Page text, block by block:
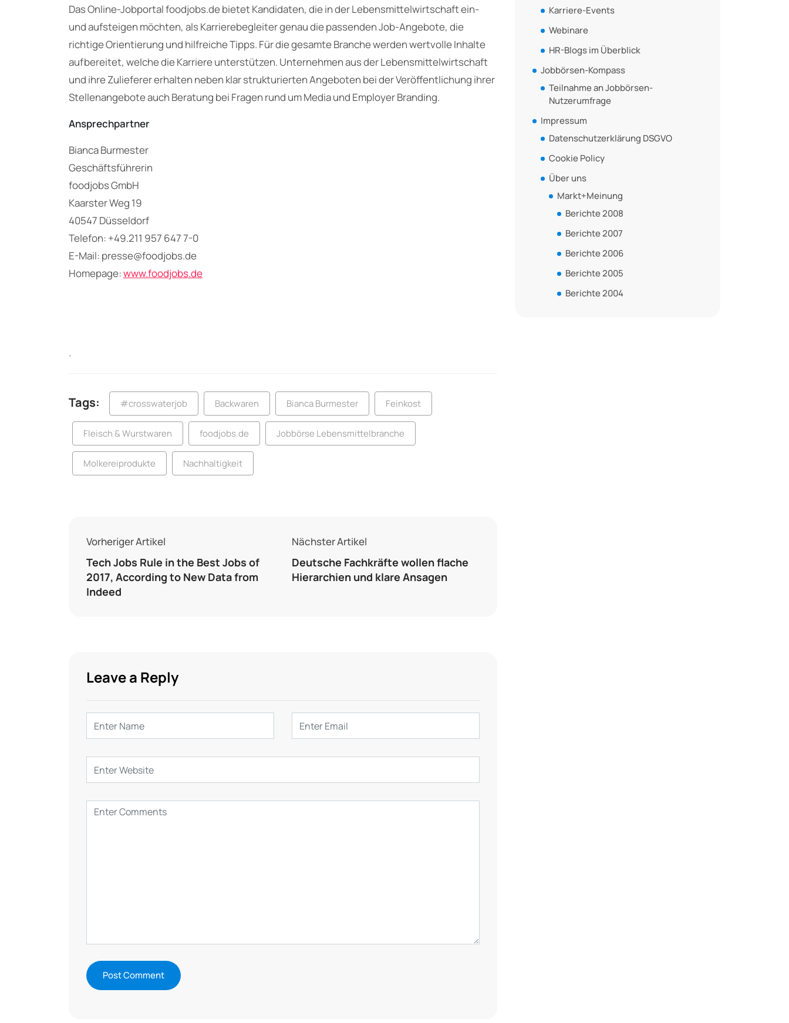
Das Online-Jobportal foodjobs.de bietet Kandidaten, die in der Lebensmittelwirtschaft ein-
und aufsteigen möchten, als Karrierebegleiter genau die passenden Job-Angebote, die
richtige Orientierung und hilfreiche Tipps. Für die gesamte Branche werden wertvolle Inhalte
aufbereitet, welche die Karriere unterstützen. Unternehmen aus der Lebensmittelwirtschaft
und ihre Zulieferer erhalten neben klar strukturierten Angeboten bei der Veröffentlichung ihrer
Stellenangebote auch Beratung bei Fragen rund um Media und Employer Branding.
Ansprechpartner
Bianca Burmester
Geschäftsführerin
foodjobs GmbH
Kaarster Weg 19
40547 Düsseldorf
Telefon: +49.211 957 647 7-0
E-Mail: presse@foodjobs.de
Homepage:www.foodjobs.de
.
Tags: #crosswaterjob Backwaren Bianca Burmester Feinkost
Fleisch & Wurstwaren foodjobs.de Jobbörse Lebensmittelbranche
Molkereiprodukte Nachhaltigkeit
Vorheriger Artikel
Tech Jobs Rule in the Best Jobs of
2017, According to New Data from
Indeed
Nächster Artikel
Deutsche Fachkräfte wollen flache
Hierarchien und klare Ansagen
Leave a Reply
Karriere-Events
Webinare
HR-Blogs im Überblick
Jobbörsen-Kompass
Teilnahme an Jobbörsen-
Nutzerumfrage
Impressum
Datenschutzerklärung DSGVO
Cookie Policy
Über uns
Markt+Meinung
Berichte 2008
Berichte 2007
Berichte 2006
Berichte 2005
Berichte 2004